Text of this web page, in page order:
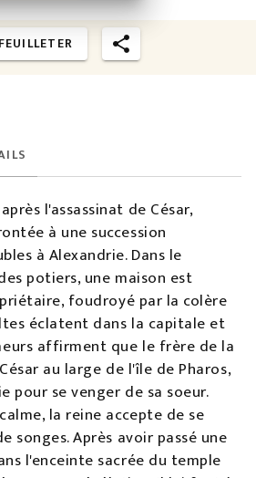
FEUILLETER
l'assassinat de César,
à une succession
à Alexandrie. Dans le
potiers, une maison est
foudroyé par la colère
éclatent dans la capitale et
affirment que le frère de la
au large de l'île de Pharos,
pour se venger de sa soeur.
la reine accepte de se
songes. Après avoir passé une
l'enceinte sacrée du temple